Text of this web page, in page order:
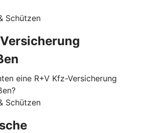
Schützen
eine R+V Kfz-Versicherung
Schützen